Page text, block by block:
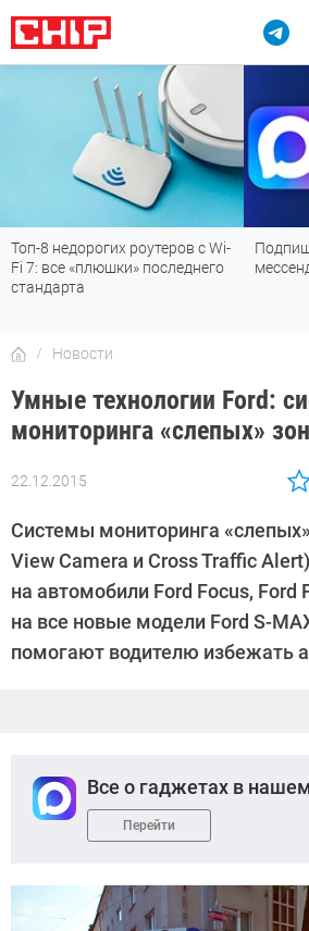
Топ-8 недорогих роутеров с Wi-
Fi 7: все «плюшки» последнего
стандарта
Новости
Умные технологии Ford:
мониторинга «слепых» зон
22.12.2015
Автор:
Suslov
Cистемы мониторинга
View Camera и Cross Traffic
на автомобили Ford Focus, Ford
на все новые модели Ford S-
помогают водителю избежать
Все о гаджетах в
Перейти